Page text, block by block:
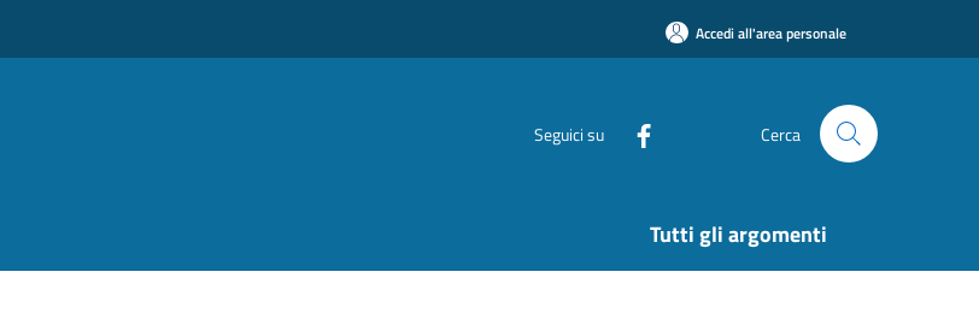
Accedi all'area personale
Seguici su Cerca
Tutti gli argomenti